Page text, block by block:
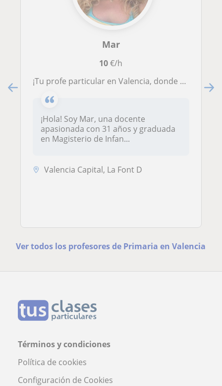
Mar
10€/h
¡Tu profe particular en Valencia, donde aprender es una aventura!
¡Hola! Soy Mar, una docente
apasionada con 31 años y graduada
en Magisterio de Infan...
Valencia Capital, La Font D
Ver todos los profesores de Primaria en Valencia
Términos y condiciones
Política de cookies
Configuración de Cookies